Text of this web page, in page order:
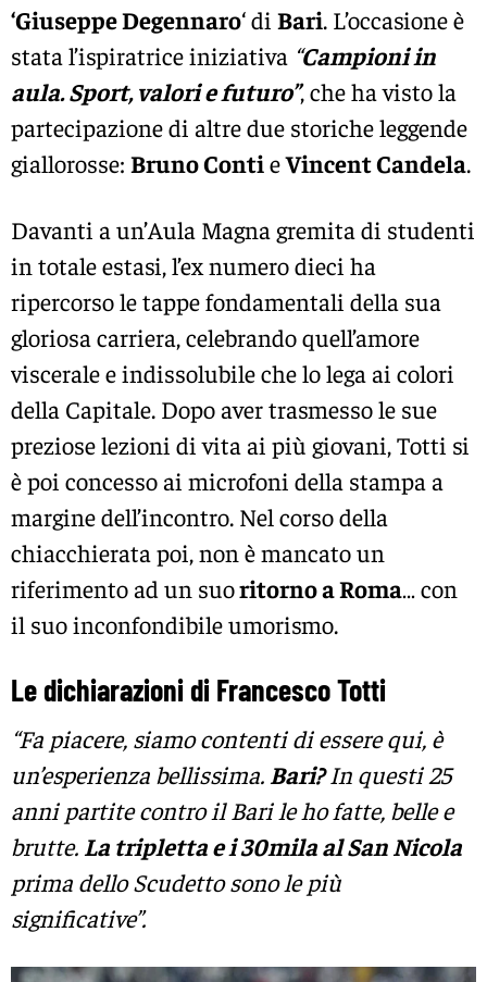
‘Giuseppe Degennaro‘ di Bari. L’occasione è
stata l’ispiratrice iniziativa “Campioni in
aula. Sport, valori e futuro”, che ha visto la
partecipazione di altre due storiche leggende
giallorosse: Bruno ContieVincent Candela.
Davanti a un’Aula Magna gremita di studenti
in totale estasi, l’ex numero dieci ha
ripercorso le tappe fondamentali della sua
gloriosa carriera, celebrando quell’amore
viscerale e indissolubile che lo lega ai colori
della Capitale. Dopo aver trasmesso le sue
preziose lezioni di vita ai più giovani, Totti si
è poi concesso ai microfoni della stampa a
margine dell’incontro. Nel corso della
chiacchierata poi, non è mancato un
riferimento ad un suoritorno a Roma… con
il suo inconfondibile umorismo.
Le dichiarazioni di Francesco Totti
“Fa piacere, siamo contenti di essere qui, è
un’esperienza bellissima. Bari?In questi 25
anni partite contro il Bari le ho fatte, belle e
brutte. La tripletta e i 30mila al San Nicola
prima dello Scudetto sono le più
significative”.